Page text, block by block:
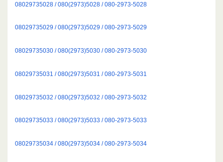
08029735028 / 080(2973)5028 / 080-2973-5028
08029735029 / 080(2973)5029 / 080-2973-5029
08029735030 / 080(2973)5030 / 080-2973-5030
08029735031 / 080(2973)5031 / 080-2973-5031
08029735032 / 080(2973)5032 / 080-2973-5032
08029735033 / 080(2973)5033 / 080-2973-5033
08029735034 / 080(2973)5034 / 080-2973-5034